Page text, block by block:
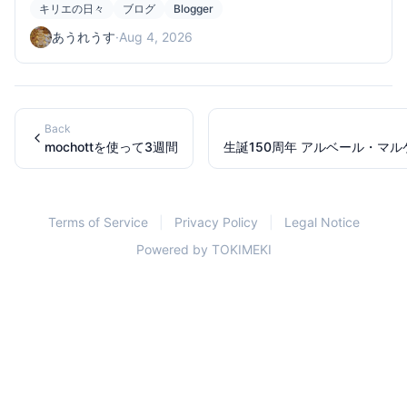
キリエの日々 ブログ Blogger
あうれうす·Aug 4, 2026
Back
mochottを使って3週間 生誕150周年 アルベール・マ
Terms of Service Privacy Policy
Legal Notice
Powered by TOKIMEKI